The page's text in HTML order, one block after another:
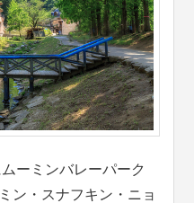
ーミンバレーパーク
ン・スナフキン・ニョ